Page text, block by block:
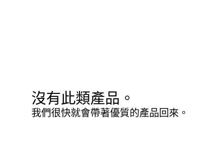
沒有此類產品。
我們很快就會帶著優質的產品回來。